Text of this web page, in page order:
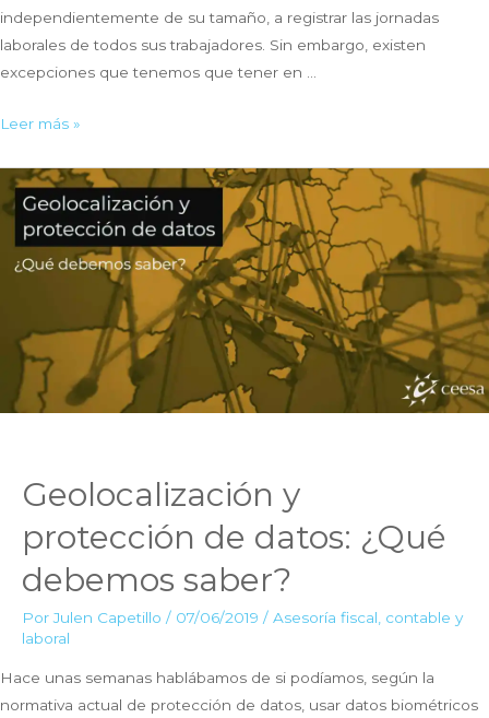
independientemente de su tamaño, a registrar las jornadas
laborales de todos sus trabajadores. Sin embargo, existen
excepciones que tenemos que tener en …
Registro
jornada:
¿Quién
está
obligado
Leer más »
Geolocalización y
protección de datos: ¿Qué
debemos saber?
PorJulen Capetillo / 07/06/2019 / Asesoría fiscal, contable y
laboral
Hace unas semanas hablábamos de si podíamos, según la
normativa actual de protección de datos, usar datos biométricos